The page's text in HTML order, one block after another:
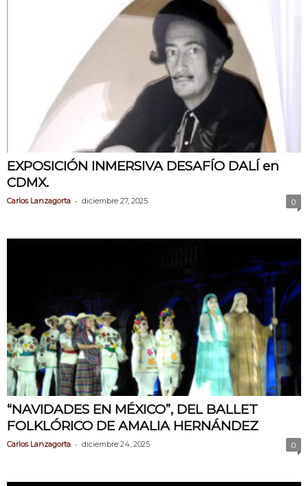
EXPOSICIÓN INMERSIVA DESAFÍO DALÍ en
CDMX.
Carlos Lanzagorta - diciembre 27, 2025 0
“NAVIDADES EN MÉXICO”, DEL BALLET
FOLKLÓRICO DE AMALIA HERNÁNDEZ
Carlos Lanzagorta - diciembre 24, 2025 0